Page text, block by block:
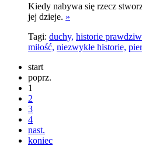
Kiedy nabywa się rzecz
jej dzieje. »
Tagi: duchy, historie
miłość, niezwykłe historie,
start
poprz.
1
2
3
4
nast.
koniec